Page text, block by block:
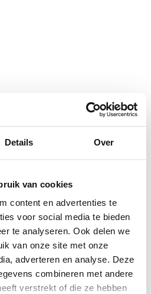
Details Over
van cookies
content en advertenties te
voor social media te bieden
te analyseren. Ook delen we
van onze site met onze
adverteren en analyse. Deze
combineren met andere
verstrekt of die ze hebben
-side exception has occurred while
the browser consolefor more